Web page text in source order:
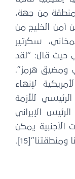
من جهة،
من
سكرتير
قال: “لقد
هرمز”.
لإنهاء
للأزمة
الإيراني
يمكن